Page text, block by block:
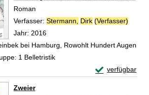
Roman
Verfasser: Stermann, Dirk (Verfasser)
Jahr: 2016
bei Hamburg, Rowohlt Hundert Augen
1 Belletristik
verfügbar
Exemplar-
Zweier